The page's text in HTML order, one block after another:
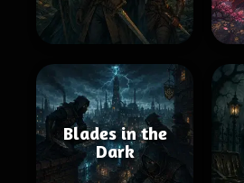
Blades in the
Dark